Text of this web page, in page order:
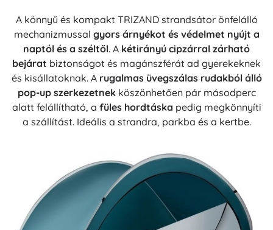
A könnyű és kompakt TRIZAND strandsátor önfelálló
mechanizmussal gyors árnyékot és védelmet nyújt a
naptól és a széltől. A kétirányú cipzárral zárható
bejárat biztonságot és magánszférát ad gyerekeknek
és kisállatoknak. A rugalmas üvegszálas rudakból álló
pop-up szerkezetnekköszönhetően pár másodperc
alatt felállítható, a füles hordtáska pedig megkönnyíti
a szállítást. Ideális a strandra, parkba és a kertbe.